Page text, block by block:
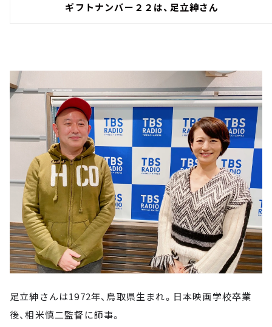
ギフトナンバー２２は、 足立紳さん
足立紳さんは1972年、鳥取県生まれ。日本映画学校卒業
後、相米慎二監督に師事。